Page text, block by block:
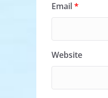
Email*
Website